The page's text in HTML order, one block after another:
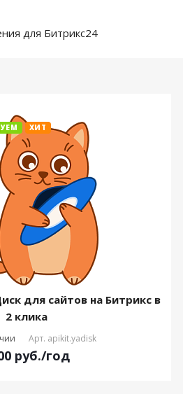
для Битрикс24
ХИТ
для сайтов на Битрикс в
2 клика
Арт. apikit.yadisk
руб./год